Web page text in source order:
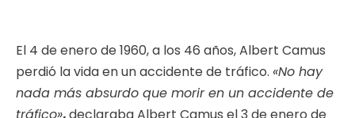
El 4 de enero de 1960, a los 46 años, Albert Camus
perdió la vida en un accidente de tráfico. «No hay
nada más absurdo que morir en un accidente de